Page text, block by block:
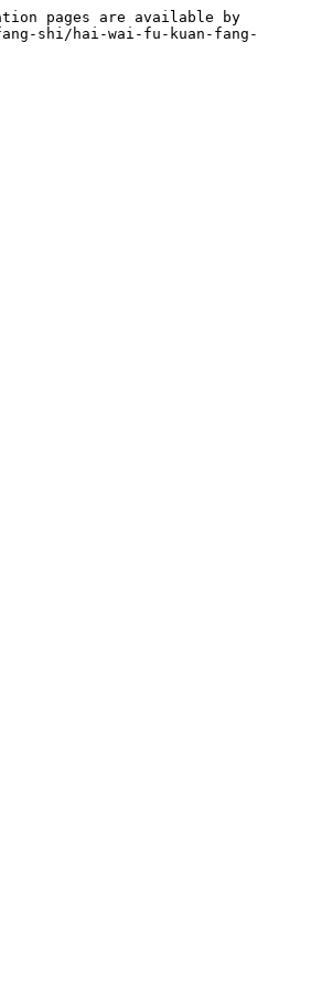
pages are available by
shi/hai-wai-fu-kuan-fang-